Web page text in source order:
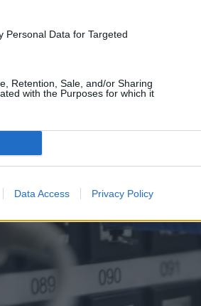
Personal Data for Targeted
Retention, Sale, and/or Sharing
with the Purposes for which it
Data Access Privacy Policy